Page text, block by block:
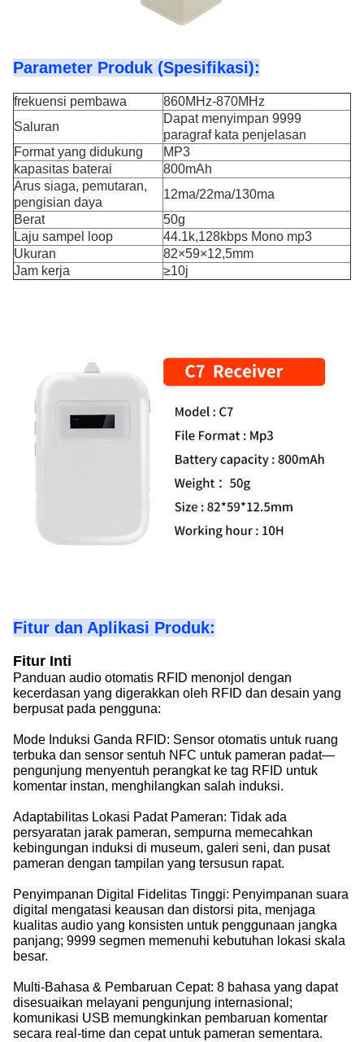
Parameter Produk (Spesifikasi):
frekuensi pembawa
860MHz-870MHz
Saluran
Dapat menyimpan 9999
paragraf kata penjelasan
Format yang didukung
MP3
kapasitas baterai
800mAh
Arus siaga, pemutaran,
pengisian daya
12ma/22ma/130ma
Berat
50g
Laju sampel loop
44.1k,128kbps Mono mp3
Ukuran
82×59×12,5mm
Jam kerja
≥10j
Fitur dan Aplikasi Produk:
Fitur Inti
Panduan audio otomatis RFID menonjol dengan
kecerdasan yang digerakkan oleh RFID dan desain yang
berpusat pada pengguna:
Mode Induksi Ganda RFID: Sensor otomatis untuk ruang
terbuka dan sensor sentuh NFC untuk pameran padat—
pengunjung menyentuh perangkat ke tag RFID untuk
komentar instan, menghilangkan salah induksi.
Adaptabilitas Lokasi Padat Pameran: Tidak ada
persyaratan jarak pameran, sempurna memecahkan
kebingungan induksi di museum, galeri seni, dan pusat
pameran dengan tampilan yang tersusun rapat.
Penyimpanan Digital Fidelitas Tinggi: Penyimpanan suara
digital mengatasi keausan dan distorsi pita, menjaga
kualitas audio yang konsisten untuk penggunaan jangka
panjang; 9999 segmen memenuhi kebutuhan lokasi skala
besar.
Multi-Bahasa & Pembaruan Cepat: 8 bahasa yang dapat
disesuaikan melayani pengunjung internasional;
komunikasi USB memungkinkan pembaruan komentar
secara real-time dan cepat untuk pameran sementara.